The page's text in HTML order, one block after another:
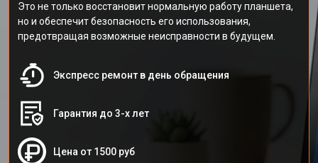
Это не только восстановит нормальную работу планшета,
но и обеспечит безопасность его использования,
предотвращая возможные неисправности в будущем.
Экспресс ремонт в день обращения
Гарантия до 3-х лет
Цена от 1500 руб